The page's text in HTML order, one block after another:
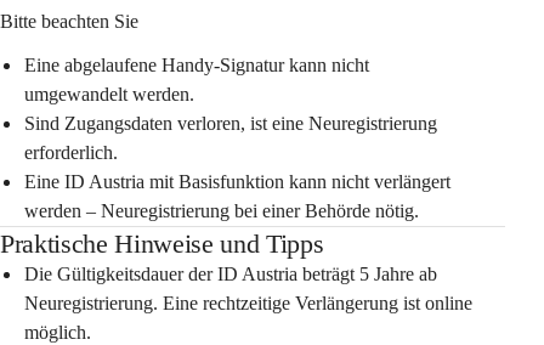
Bitte beachten Sie
Eine abgelaufene Handy-Signatur kann nicht
umgewandelt werden.
Sind Zugangsdaten verloren, ist eine Neuregistrierung
erforderlich.
Eine ID Austria mit Basisfunktion kann nicht verlängert
werden – Neuregistrierung bei einer Behörde nötig.
Praktische Hinweise und Tipps
Die Gültigkeitsdauer der ID Austria beträgt 5 Jahre ab
Neuregistrierung. Eine rechtzeitige Verlängerung ist online
möglich.